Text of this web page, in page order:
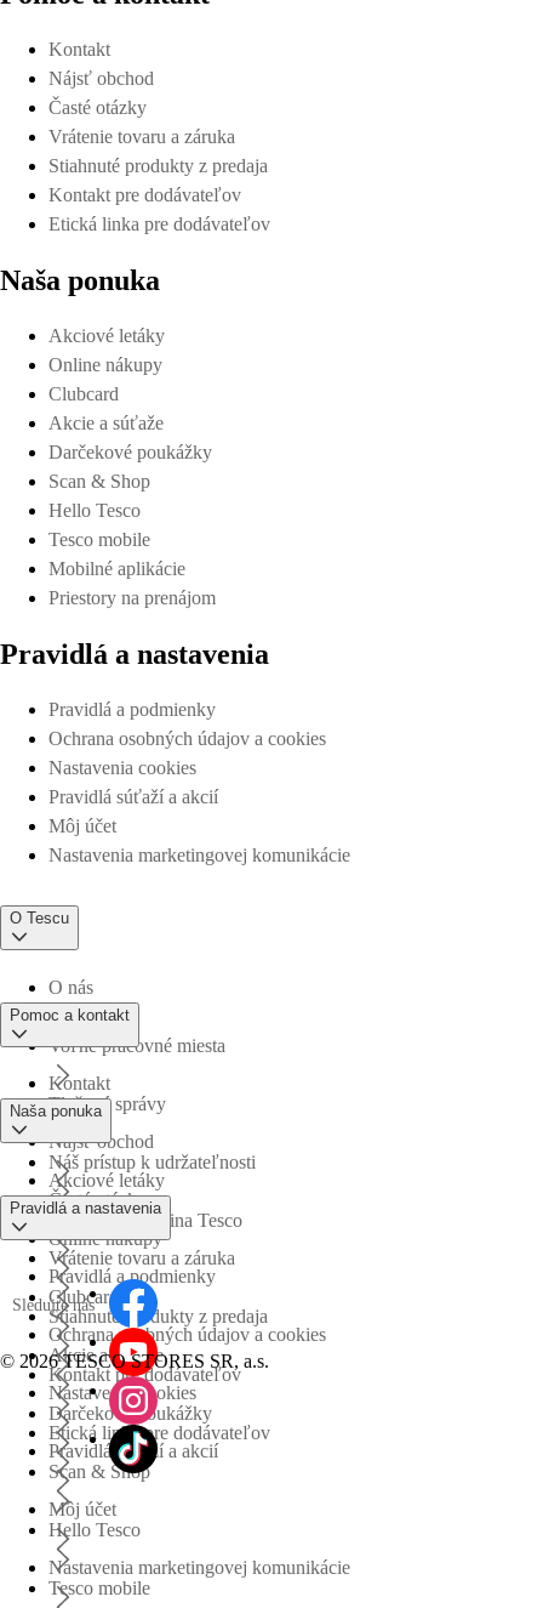
Kontakt
Nájsť obchod
Časté otázky
Vrátenie tovaru a záruka
Stiahnuté produkty z predaja
Kontakt pre dodávateľov
Etická linka pre dodávateľov
Naša ponuka
Akciové letáky
Online nákupy
Clubcard
Akcie a súťaže
Darčekové poukážky
Scan & Shop
Hello Tesco
Tesco mobile
Mobilné aplikácie
Priestory na prenájom
Pravidlá a nastavenia
Pravidlá a podmienky
Ochrana osobných údajov a cookies
Nastavenia cookies
Pravidlá súťaží a akcií
Môj účet
Nastavenia marketingovej komunikácie
O Tescu
O nás
Voľné pracovné miesta
Tlačové správy
Náš prístup k udržateľnosti
Obchodná skupina Tesco
Pomoc a kontakt
Kontakt
Nájsť obchod
Časté otázky
Vrátenie tovaru a záruka
Stiahnuté produkty z predaja
Kontakt pre dodávateľov
Etická linka pre dodávateľov
Naša ponuka
Akciové letáky
Online nákupy
Clubcard
Akcie a súťaže
Darčekové poukážky
Scan & Shop
Hello Tesco
Tesco mobile
Pravidlá a nastavenia
Pravidlá a podmienky
Ochrana osobných údajov a cookies
Nastavenia cookies
Pravidlá súťaží a akcií
Môj účet
Nastavenia marketingovej komunikácie
Sledujte nás
© 2026 TESCO STORES SR, a.s.